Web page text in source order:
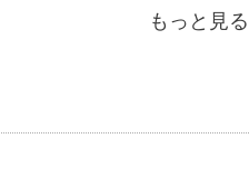
もっと見る